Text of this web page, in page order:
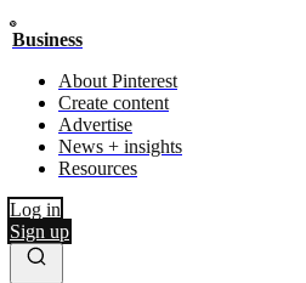
Business
About Pinterest
Create content
Advertise
News + insights
Resources
Log in
Sign up